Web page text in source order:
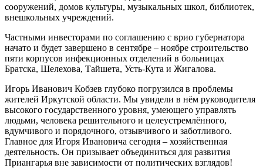
сооружений, домов культуры, музыкальных школ, библиотек,
внешкольных учреждений.
Частными инвесторами по соглашению с врио губернатора
начато и будет завершено в сентябре – ноябре строительство
пяти корпусов инфекционных отделений в больницах
Братска, Шелехова, Тайшета, Усть-Кута и Жигалова.
Игорь Иванович Кобзев глубоко погрузился в проблемы
жителей Иркутской области. Мы увидели в нём руководителя
высокого государственного уровня, умеющего управлять
людьми, человека решительного и целеустремлённого,
вдумчивого и порядочного, отзывчивого и заботливого.
Главное для Игоря Ивановича сегодня – хозяйственная
деятельность. Он призывает объединиться для развития
Приангарья вне зависимости от политических взглядов!